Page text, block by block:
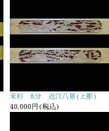
米杉 8分 近江八景(上彫)
40,000円(税込)